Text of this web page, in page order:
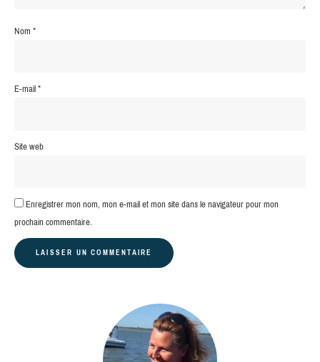
Nom*
E-mail*
Site web
Enregistrer mon nom, mon e-mail et mon site dans le navigateur pour mon
prochain commentaire.